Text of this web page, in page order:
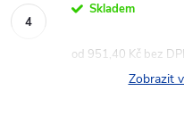
Skladem
od 951,40 Kč bez
Zobrazit